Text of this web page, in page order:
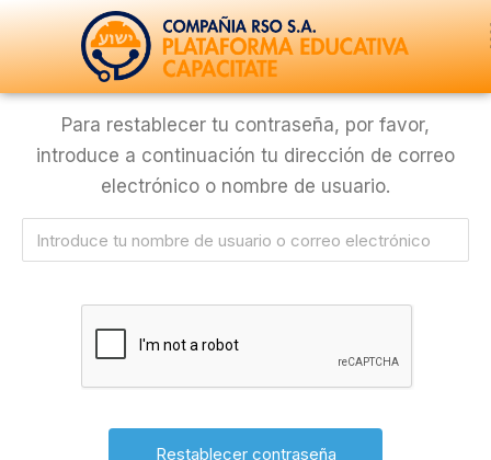
Ir
al
contenido
Para restablecer tu contraseña, por favor,
introduce a continuación tu dirección de correo
electrónico o nombre de usuario.